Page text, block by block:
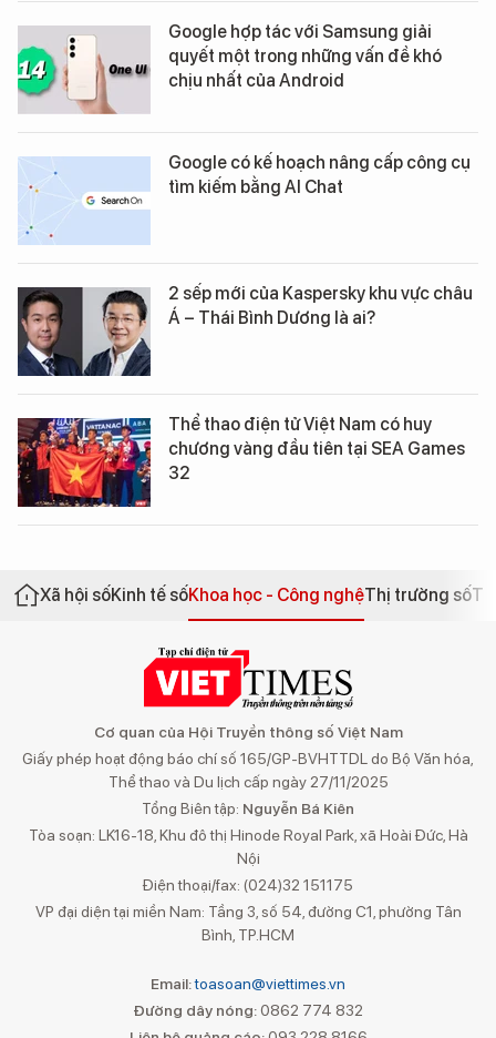
Google hợp tác với Samsung giải
quyết một trong những vấn đề khó
chịu nhất của Android
Google có kế hoạch nâng cấp công cụ
tìm kiếm bằng AI Chat
2 sếp mới của Kaspersky khu vực châu
Á – Thái Bình Dương là ai?
Thể thao điện tử Việt Nam có huy
chương vàng đầu tiên tại SEA Games
32
Xã hội sốKinh tế sốKhoa học - Công nghệThị trường số
Cơ quan của Hội Truyền thông số Việt Nam
Giấy phép hoạt động báo chí số 165/GP-BVHTTDL do Bộ Văn hóa,
Thể thao và Du lịch cấp ngày 27/11/2025
Tổng Biên tập: Nguyễn Bá Kiên
Tòa soạn: LK16-18, Khu đô thị Hinode Royal Park, xã Hoài Đức, Hà
Nội
Điện thoại/fax: (024)32 151175
VP đại diện tại miền Nam: Tầng 3, số 54, đường C1, phường Tân
Bình, TP.HCM
Email:toasoan@viettimes.vn
Đường dây nóng: 0862 774 832